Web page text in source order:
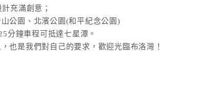
充滿創意；
公園、北濱公園(和平紀念公園)
分鐘車程可抵達七星潭。
也是我們對自己的要求，歡迎光臨布洛灣！